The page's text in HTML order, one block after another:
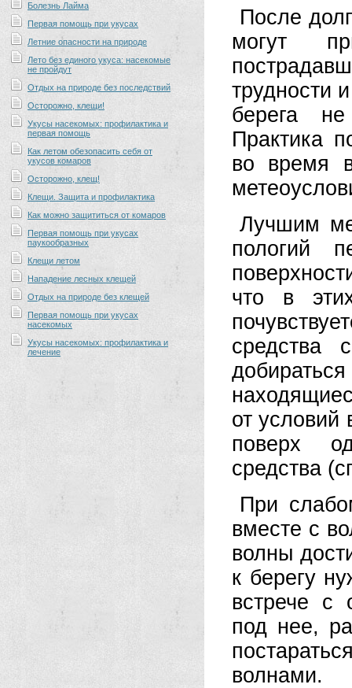
Болезнь Лайма
Первая помощь при укусах
Летние опасности на природе
Лето без единого укуса: насекомые
не пройдут
Отдых на природе без последствий
Осторожно, клещи!
Укусы насекомых: профилактика и
первая помощь
Как летом обезопасить себя от
укусов комаров
Осторожно, клещ!
Клещи. Защита и профилактика
Как можно защититься от комаров
Первая помощь при укусах
паукообразных
Клещи летом
Нападение лесных клещей
Отдых на природе без клещей
Первая помощь при укусах
насекомых
Укусы насекомых: профилактика и
лечение
После
могут
трудности
берега
Практика
во время
Лучшим
пологий
что в
средства
от
поверх
средства
При
вместе с
волны
к берегу
встрече с
под нее,
волнами.